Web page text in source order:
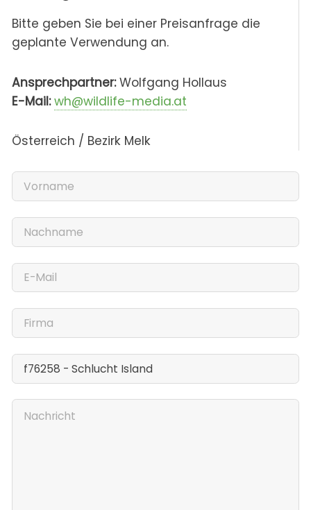
Bitte geben Sie bei einer Preisanfrage die
geplante Verwendung an.
Ansprechpartner:Wolfgang Hollaus
E-Mail: wh@wildlife-media.at
Österreich / Bezirk Melk